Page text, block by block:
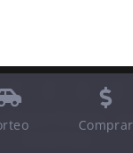
Elegant Themes
|
Comprar